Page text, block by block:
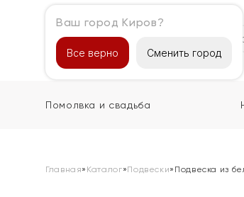
Ваш город Киров?
Все верно Сменить город
Каталог
Помолвка и свадьба
Главная» Каталог»Подвески» Подвеска из